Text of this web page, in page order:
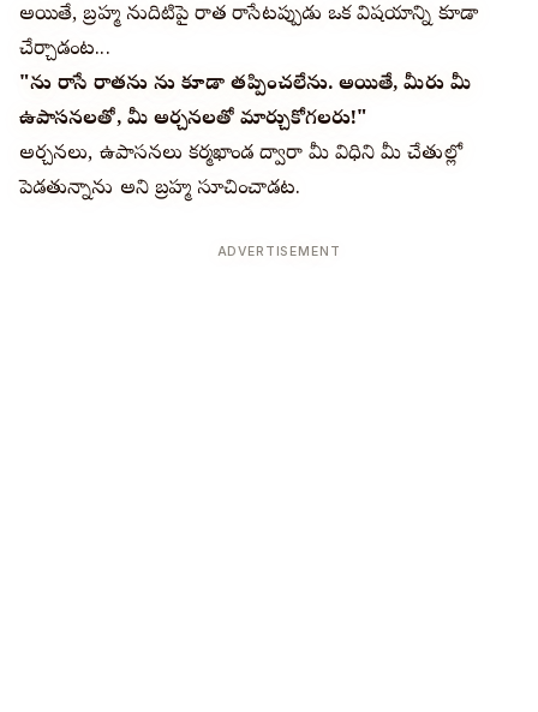
అయితే, బ్రహ్మ నుదిటిపై రాత రాసేటప్పుడు ఒక విషయాన్ని కూడా
చేర్చాడంట...
"నేను రాసే రాతను నేను కూడా తప్పించలేను. అయితే, మీరు మీ
ఉపాసనలతో, మీ అర్చనలతో మార్చుకోగలరు!"
అర్చనలు, ఉపాసనలు కర్మఖాండ ద్వారా మీ విధిని మీ చేతుల్లో
పెడతున్నాను అని బ్రహ్మ సూచించాడట.
ADVERTISEMENT